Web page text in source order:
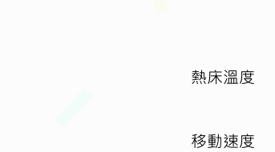
熱床溫度
移動速度